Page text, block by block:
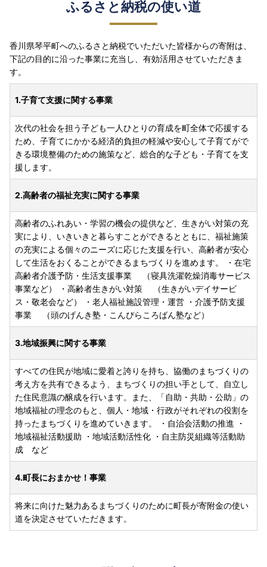
ふるさと納税の使い道
香川県琴平町へのふるさと納税でいただいた皆様からの寄附は、
下記の目的に沿った事業に充当し、有効活用させていただきま
す。
1.子育て支援に関する事業
次代の社会を担う子ども一人ひとりの育成を町全体で応援する
ため、子育てにかかる経済的負担の軽減や安心して子育てがで
きる環境整備のための施策など、総合的な子ども・子育てを支
援します。
2.高齢者の福祉充実に関する事業
高齢者のふれあい・学習の機会の提供など、生きがい対策の充
実により、いきいきと暮らすことができるとともに、福祉施策
の充実による個々のニーズに応じた支援を行い、高齢者が安心
して生活をおくることができるまちづくりを進めます。 ・在宅
高齢者介護予防・生活支援事業 （寝具洗濯乾燥消毒サービス
事業など） ・高齢者生きがい対策 （生きがいデイサービ
ス・敬老会など） ・老人福祉施設管理・運営 ・介護予防支援
事業 （頭のげんき塾・こんぴらころばん塾など）
3.地域振興に関する事業
すべての住民が地域に愛着と誇りを持ち、協働のまちづくりの
考え方を共有できるよう、まちづくりの担い手として、自立し
た住民意識の醸成を行います。また、「自助・共助・公助」の
地域福祉の理念のもと、個人・地域・行政がそれぞれの役割を
持ったまちづくりを進めていきます。 ・自治会活動の推進 ・
地域福祉活動援助 ・地域活動活性化 ・自主防災組織等活動助
成 など
4.町長におまかせ！事業
将来に向けた魅力あるまちづくりのために町長が寄附金の使い
道を決定させていただきます。